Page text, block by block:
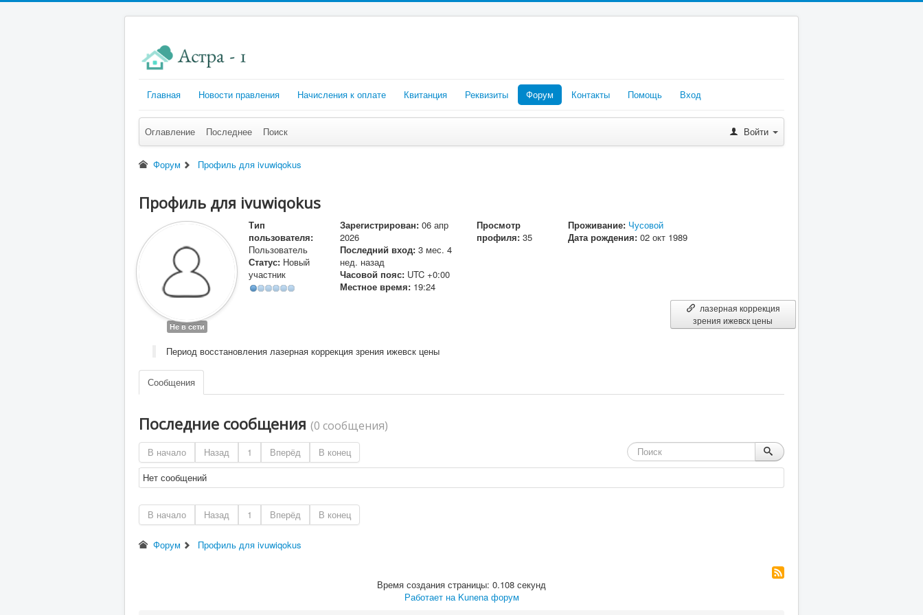
Главная Новости правления Начисления к оплате Квитанция Реквизиты Форум Контакты Помощь Вход
Оглавление Последнее Поиск Войти
Форум Профиль для ivuwiqokus
Профиль для ivuwiqokus
Не в сети
Тип
пользователя:
Пользователь
Статус: Новый
участник
Зарегистрирован: 06 апр
2026
Последний вход: 3 мес. 4
нед. назад
Часовой пояс: UTC +0:00
Местное время: 19:24
Просмотр
профиля: 35
Проживание: Чусовой
Дата рождения: 02 окт 1989
лазерная коррекция
зрения ижевск цены
Период восстановления лазерная коррекция зрения ижевск цены
Сообщения
Последние сообщения (0 сообщения)
В начало Назад 1 Вперёд
В конец
Нет сообщений
В начало Назад 1 Вперёд В конец
Форум Профиль для ivuwiqokus
Время создания страницы: 0.108 секунд
Работает на Kunena форум